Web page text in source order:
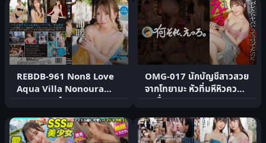
REBDB-961 Non8 Love
Aqua Villa Nonoura
Non บลูเรย์
OMG-017 นักบัญชีสาวสวย
จากโทยามะ หัวทิ่มหีหิวควย
สุดหื่น